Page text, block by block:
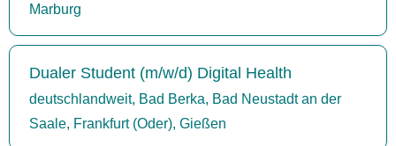
Marburg
Dualer Student (m/w/d) Digital Health
deutschlandweit, Bad Berka, Bad Neustadt an der
Saale, Frankfurt (Oder), Gießen